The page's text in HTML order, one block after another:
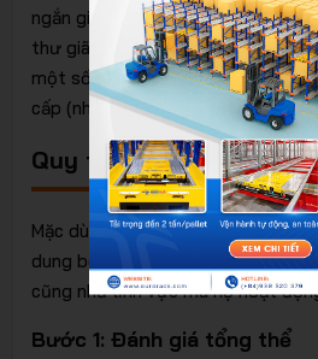
ngắn giữa giờ làm việc từ 5-10
thư giãn và nghỉ ngơi. Bên cạnh
một số dụng cụ cần thiết để xử lý
cấp (như vật dụng y tế, dược
Quy trình thực hiện tiêu
Mặc dù công thức là được áp
dung bên trong nó còn có thể
cũng như lĩnh vực mà họ hoạt
Bước 1: Đánh giá tổng thể